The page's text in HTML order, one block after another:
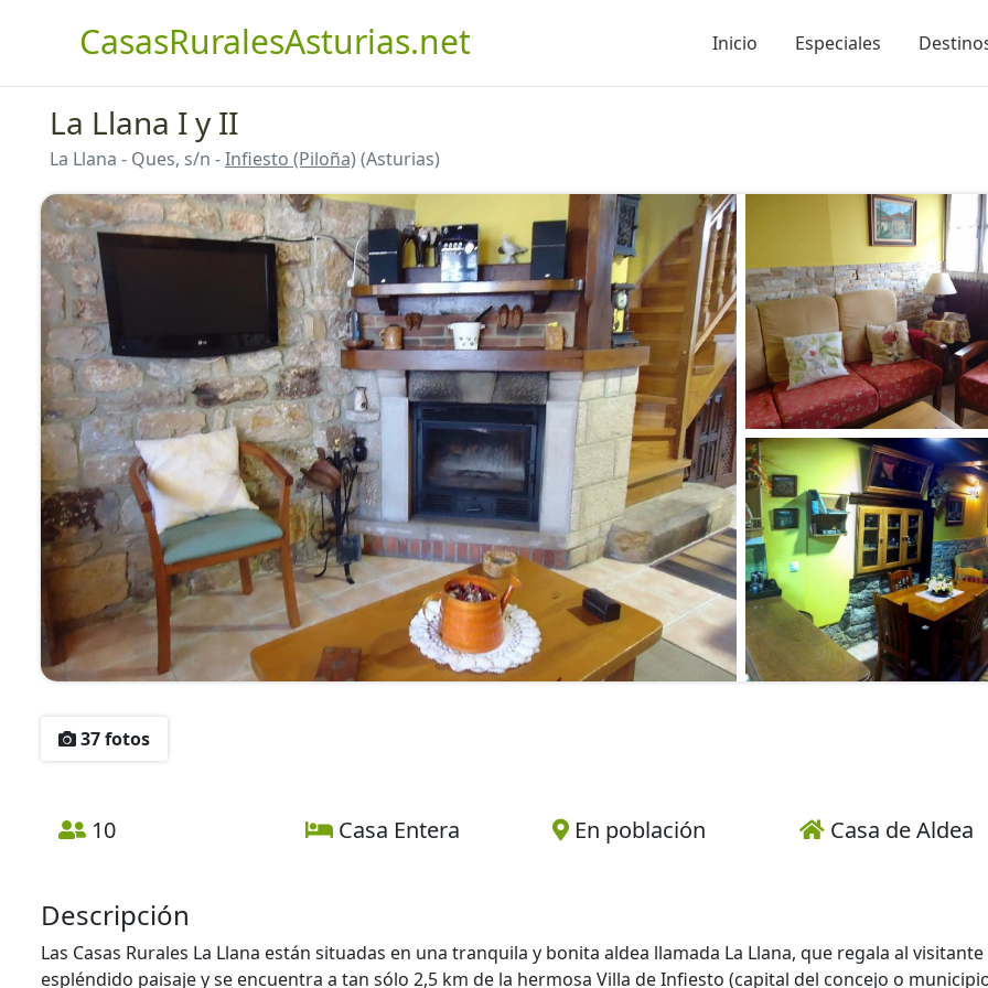
CasasRuralesAsturias.net Inicio Especiales
La Llana I y II
La Llana - Ques, s/n -Infiesto (Piloña) (Asturias)
37 fotos
10 Casa Entera En población Casa de Aldea
Descripción
Las Casas Rurales La Llana están situadas en una tranquila y bonita aldea llamada La Llana, que regala al
espléndido paisaje y se encuentra a tan sólo 2,5 km de la hermosa Villa de Infiesto (capital del concejo o